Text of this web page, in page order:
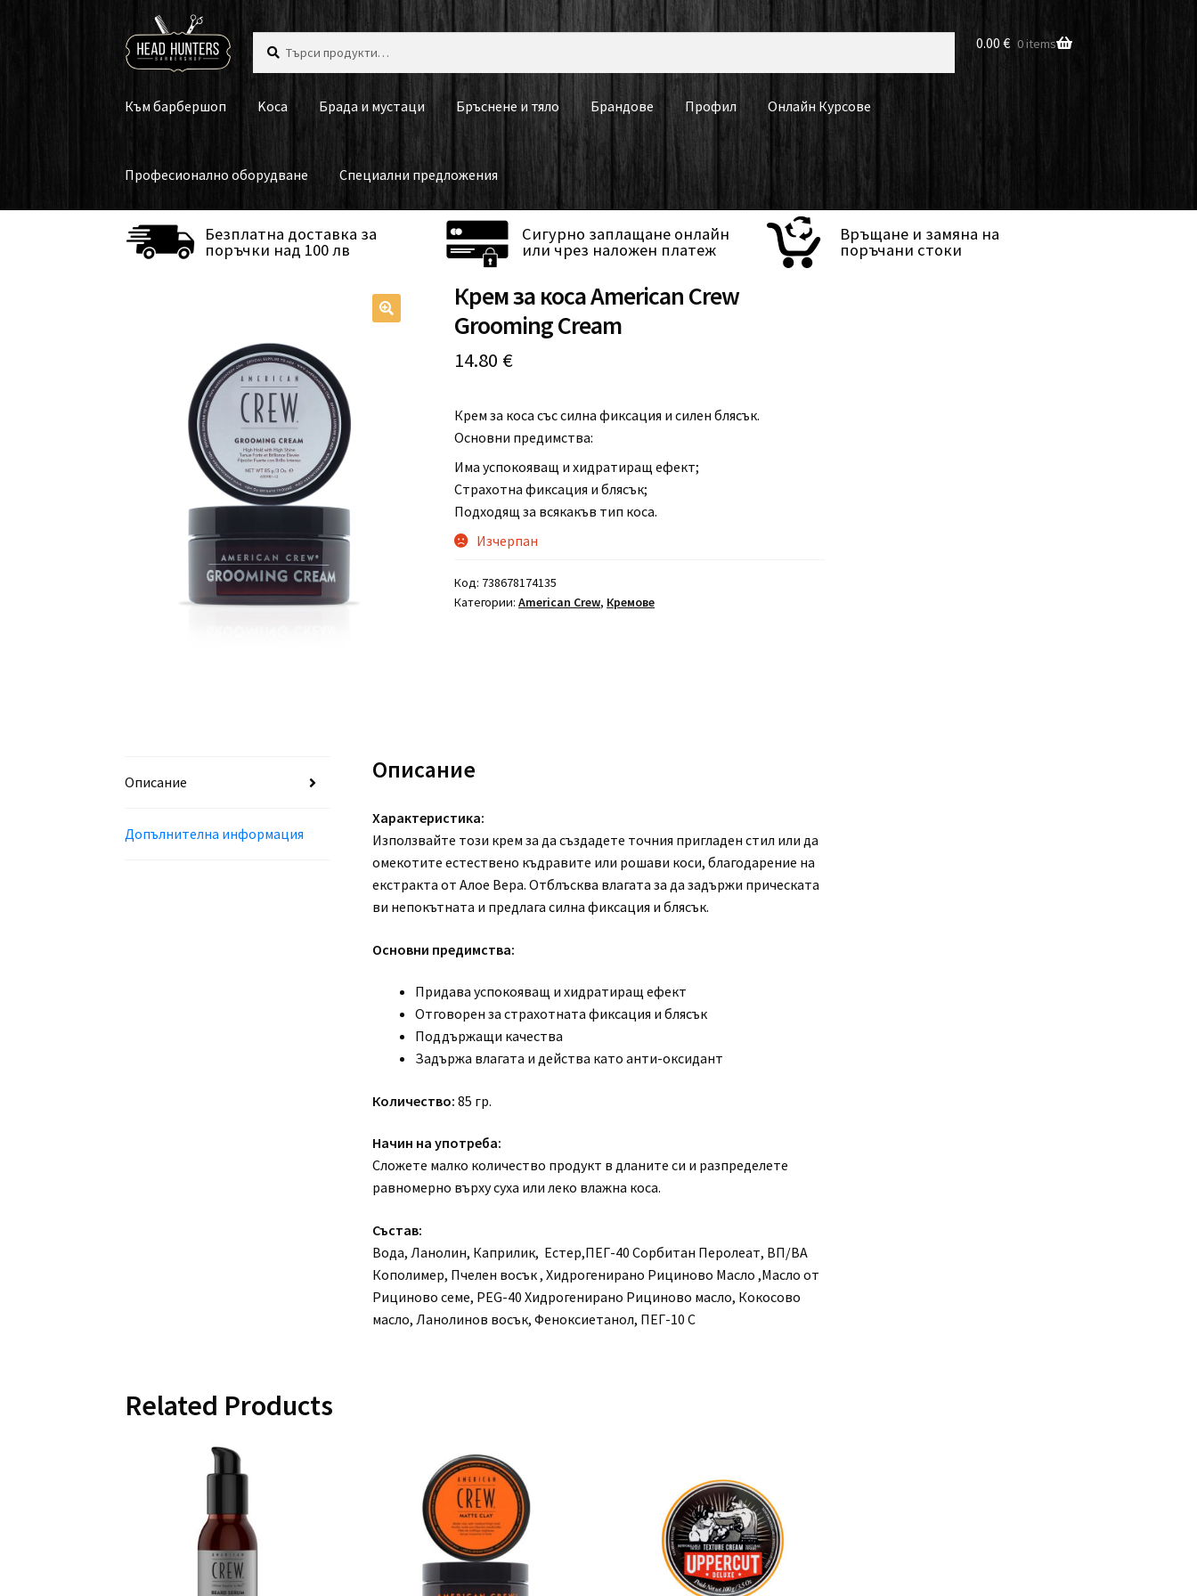
to
navigation
to
content
0.00€ 0 items
Към барбершоп Koca Брада и мустаци Бръснене и тяло Брандове Профил Онлайн Курсове
Професионално оборудване Специални предложения
Безплатна доставка за
поръчки над 100 лв
Сигурно заплащане онлайн
или чрез наложен платеж
Връщане и замяна на
поръчани стоки
Крем за коса American Crew
Grooming Cream
14.80 €
Крем за коса със силна фиксация и силен блясък.
Основни предимства:
Има успокояващ и хидратиращ ефект;
Страхотна фиксация и блясък;
Подходящ за всякакъв тип коса.
Изчерпан
Код: 738678174135
Категории:American Crew, Кремове
Описание
Допълнителна информация
Описание
Характеристика:
Използвайте този крем за да създадете точния пригладен стил или да
омекотите естествено къдравите или рошави коси, благодарение на
екстракта от Алое Вера. Отблъсква влагата за да задържи прическата
ви непокътната и предлага силна фиксация и блясък.
Основни предимства:
Придава успокояващ и хидратиращ ефект
Отговорен за страхотната фиксация и блясък
Поддържащи качества
Задържа влагата и действа като анти-оксидант
Количество: 85 гр.
Начин на употреба:
Сложете малко количество продукт в дланите си и разпределете
равномерно върху суха или леко влажна коса.
Състав:
Вода, Ланолин, Каприлик, Естер,ПЕГ-40 Сорбитан Перолеат, ВП/ВА
Кополимер, Пчелен восък , Хидрогенирано Рициново Масло ,Масло от
Рициново семе, PEG-40 Хидрогенирано Рициново масло, Кокосово
масло, Ланолинов восък, Феноксиетанол, ПЕГ-10 С
Related Products